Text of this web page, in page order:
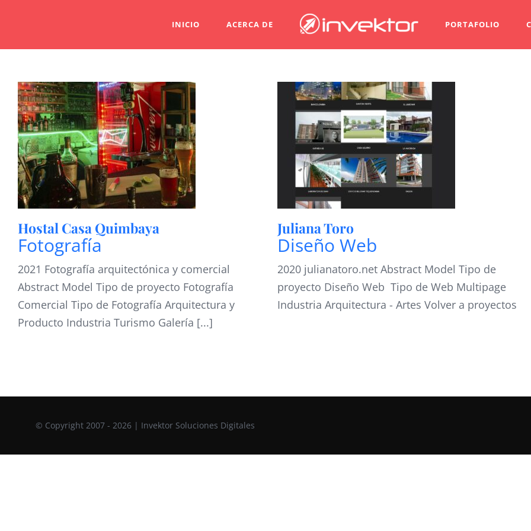
INICIO ACERCA DE PORTAFOLIO
Hostal Casa Quimbaya
Fotografía
2021 Fotografía arquitectónica y comercial
Abstract Model Tipo de proyecto Fotografía
Comercial Tipo de Fotografía Arquitectura y
Producto Industria Turismo Galería [...]
Juliana Toro
Diseño Web
2020 julianatoro.net Abstract Model Tipo de
proyecto Diseño Web Tipo de Web Multipage
Industria Arquitectura - Artes Volver a proyectos
© Copyright 2007 - 2026 | Invektor Soluciones Digitales